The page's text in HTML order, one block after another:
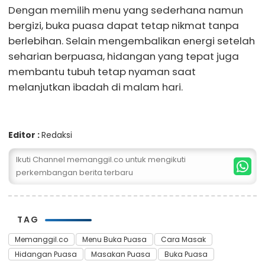
Dengan memilih menu yang sederhana namun
bergizi, buka puasa dapat tetap nikmat tanpa
berlebihan. Selain mengembalikan energi setelah
seharian berpuasa, hidangan yang tepat juga
membantu tubuh tetap nyaman saat
melanjutkan ibadah di malam hari.
Editor :Redaksi
Ikuti Channel memanggil.co untuk mengikuti
perkembangan berita terbaru
TAG
Memanggil.co Menu Buka Puasa
Cara Masak
Hidangan Puasa
Masakan Puasa Buka Puasa